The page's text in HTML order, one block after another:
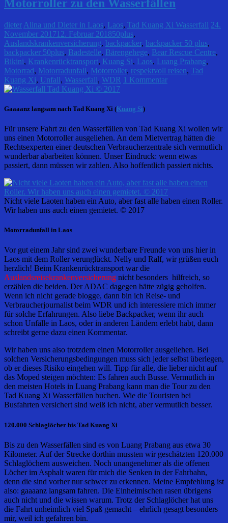
Motorroller zu den Wasserfällen
dieter Alina und Dieter in Laos, Laos, Tad Kuang Xi Wasserfall 24.
November 201712. Februar 201850plus,
Auslandskrankenversicherung, backpacker, backpacker 50 plus,
backpacker 50plus, Badestelle, Bärengehege, Bear Rescue Centre,
Bikini, Krankenrücktransport, Kuang Si, Laos, Luang Prabang,
Motorrad, Motorradunfall, Motorroller, respektvoll reisen, Tad
Kuang Xi, Unfall, Wasserfall, WDR 1 Kommentar
Gaaaanz langsam nach Tad Kuang Xi (Kuang Si)
Für unsere Fahrt zu den Wasserfällen von Tad Kuang Xi wollen wir
uns einen Motorroller ausgeliehen. An dem Mietvertrag hätten die
Rechtsexperten einer deutschen Verbraucherzentrale sich vermutlich
wunderbar abarbeiten können. Unser Eindruck: wenn etwas
passiert, dann müssen wir zahlen. Also hoffentlich passiert nichts.
Nicht viele Laoten haben ein Auto, aber fast alle haben einen Roller.
Wir haben uns auch einen gemietet. © 2017
Motorradunfall in Laos
Vor gut einem Jahr sind zwei wunderbare Freunde von uns hier in
Laos mit dem Roller verunglückt. Nelly und Ralf, wir grüßen euch
herzlich! Beim Krankenrücktransport war die
Auslandsreisekrankenversicherung nicht besonders hilfreich, so
erzählen die beiden. Der ADAC dagegen hätte zügig geholfen.
Wenn ich nicht gerade blogge, dann bin ich Reise- und
Verbraucherjournalist beim WDR und ich interessiere mich immer
für solche Erfahrungen. Also liebe Backpacker, wenn ihr auch
schon Unfälle in Laos, oder in anderen Ländern erlebt habt, dann
schreibt gerne dazu einen Kommentar.
Wir haben uns also trotzdem einen Motorroller ausgeliehen. Bei
solchen Versicherungsbedingungen muss sich jeder selbst überlegen,
ob er dieses Risiko eingehen will. Tipp für alle, die lieber nicht auf
das Moped steigen möchten: Es fahren auch Busse. Vermutlich in
den meisten Hotels in Luang Prabang kann man die Tour zu den
Tad Kuang Xi Wasserfällen buchen. Wie die Touristen bei
Busfahrten versichert sind weiß ich nicht, aber vermutlich besser.
120.000 Schlaglöcher bis Tad Kuang Xi
Bis zu den Wasserfällen sind es von Luang Prabang aus etwa 30
Kilometer. Auf der Strecke dorthin mussten wir geschätzten 120.000
Schlaglöchern ausweichen. Noch unangenehmer als die offenen
Löcher im Asphalt waren für mich die Senken in der Fahrbahn,
denn die sind vorher nur schwer zu erkennen. Meine Empfehlung ist
also: gaaaanz langsam fahren. Die Einheimischen rasen übrigens
auch nicht und die wissen warum. Trotz der Schlaglöcher hat uns
die Fahrt unheimlich viel Spaß gemacht – ehrlich gesagt besonders
mir, weil ich gefahren bin.